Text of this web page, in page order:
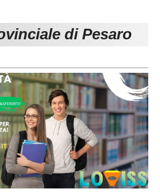
Carica la tua Rosa
di Pesaro